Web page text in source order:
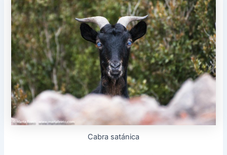
Cabra satánica